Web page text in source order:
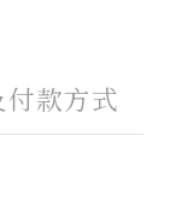
款方式